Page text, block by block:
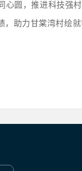
圆，推进科技强
助力甘棠湾村绘